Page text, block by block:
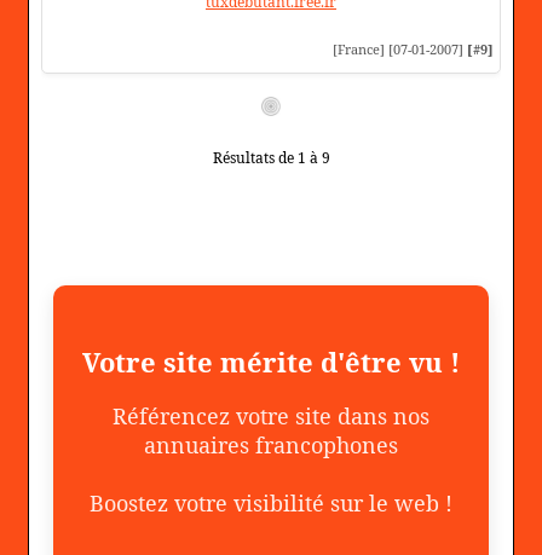
[France] [07-01-2007] [#9]
Résultats de 1 à 9
Votre site mérite d'être vu !
Référencez votre site dans nos
annuaires francophones
Boostez votre visibilité sur le web !